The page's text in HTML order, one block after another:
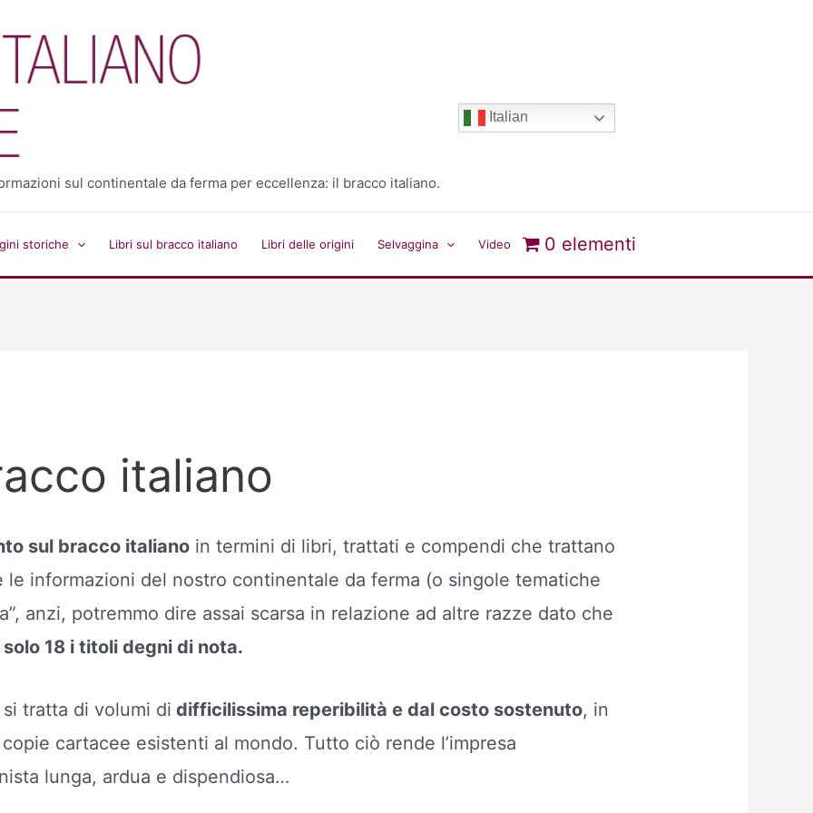
sul continentale da ferma per eccellenza: il bracco italiano.
Italian
storiche Libri sul bracco italiano Libri delle origini Selvaggina Video 0 elementi
italiano
sul bracco italiano in termini di libri, trattati e compendi che trattano
informazioni del nostro continentale da ferma (o singole tematiche
anzi, potremmo dire assai scarsa in relazione ad altre razze dato che
solo 18 i titoli degni di nota.
tratta di volumi di difficilissima reperibilità e dal costo sostenuto, in
cartacee esistenti al mondo. Tutto ciò rende l’impresa
lunga, ardua e dispendiosa…